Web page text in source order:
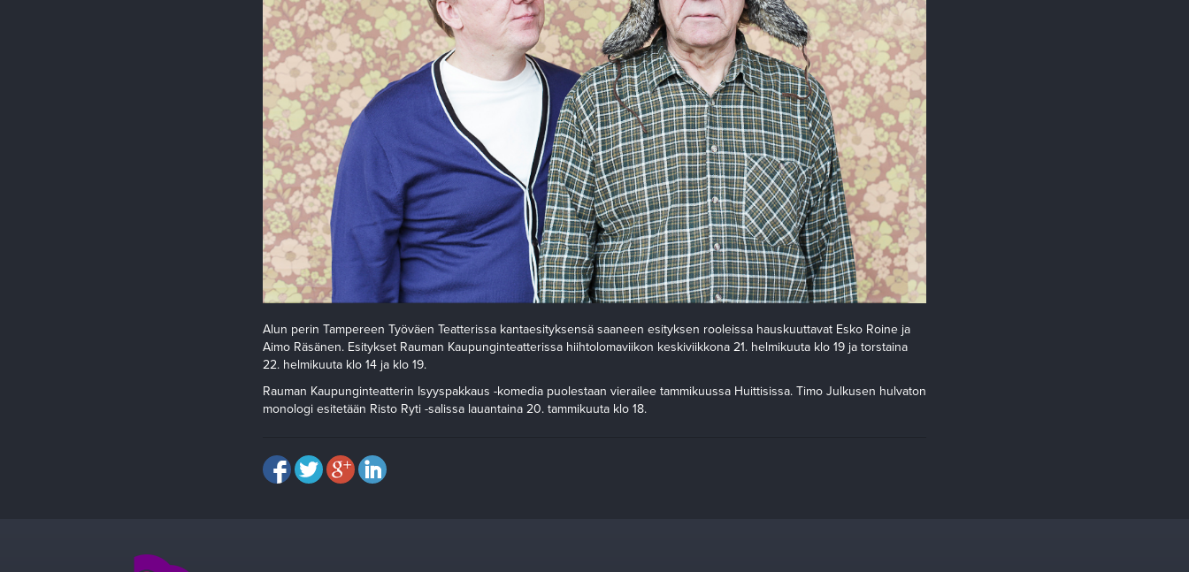
Alun perin Tampereen Työväen Teatterissa kantaesityksensä saaneen esityksen rooleissa hauskuuttavat Esko Roine ja
Aimo Räsänen. Esitykset Rauman Kaupunginteatterissa hiihtolomaviikon keskiviikkona 21. helmikuuta klo 19 ja torstaina
22. helmikuuta klo 14 ja klo 19.
Rauman Kaupunginteatterin Isyyspakkaus -komedia puolestaan vierailee tammikuussa Huittisissa. Timo Julkusen hulvaton
monologi esitetään Risto Ryti -salissa lauantaina 20. tammikuuta klo 18.